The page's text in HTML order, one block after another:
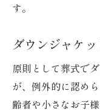
す。
ダウンジャケ
原則として葬式で
が、例外的に認め
齢者や小さなお子